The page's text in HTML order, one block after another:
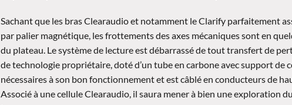
Sachant que les bras Clearaudio et notamment le Clarify parfaitement
par palier magnétique, les frottements des axes mécaniques sont en
du plateau. Le système de lecture est débarrassé de tout transfert de
de technologie propriétaire, doté d’un tube en carbone avec support de
nécessaires à son bon fonctionnement et est câblé en conducteurs de
Associé à une cellule Clearaudio, il saura mener à bien une exploration